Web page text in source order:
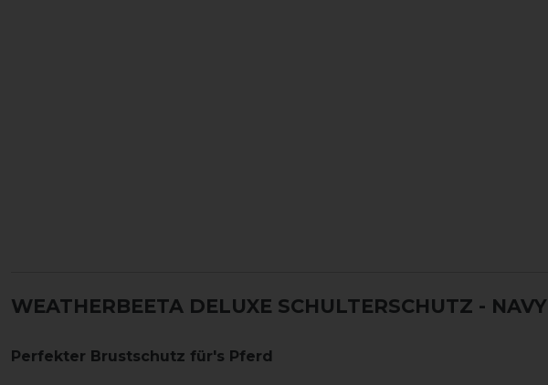
WEATHERBEETA DELUXE SCHULTERSCHUTZ - NAVY
Perfekter Brustschutz für's Pferd